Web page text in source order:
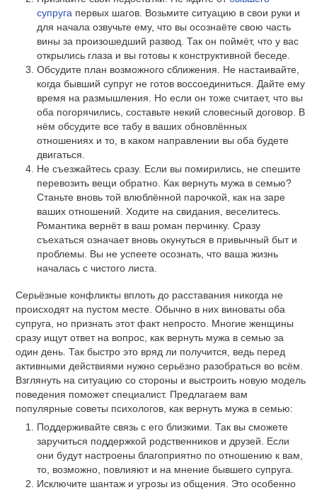
супруга первых шагов. Возьмите ситуацию в свои руки и
для начала озвучьте ему, что вы осознаёте свою часть
вины за произошедший развод. Так он поймёт, что у вас
открылись глаза и вы готовы к конструктивной беседе.
Обсудите план возможного сближения. Не настаивайте,
когда бывший супруг не готов воссоединиться. Дайте ему
время на размышления. Но если он тоже считает, что вы
оба погорячились, составьте некий словесный договор. В
нём обсудите все табу в ваших обновлённых
отношениях и то, в каком направлении вы оба будете
двигаться.
Не съезжайтесь сразу. Если вы помирились, не спешите
перевозить вещи обратно. Как вернуть мужа в семью?
Станьте вновь той влюблённой парочкой, как на заре
ваших отношений. Ходите на свидания, веселитесь.
Романтика вернёт в ваш роман перчинку. Сразу
съехаться означает вновь окунуться в привычный быт и
проблемы. Вы не успеете осознать, что ваша жизнь
началась с чистого листа.
Серьёзные конфликты вплоть до расставания никогда не
происходят на пустом месте. Обычно в них виноваты оба
супруга, но признать этот факт непросто. Многие женщины
сразу ищут ответ на вопрос, как вернуть мужа в семью за
один день. Так быстро это вряд ли получится, ведь перед
активными действиями нужно серьёзно разобраться во всём.
Взглянуть на ситуацию со стороны и выстроить новую модель
поведения поможет специалист. Предлагаем вам
популярные советы психологов, как вернуть мужа в семью:
Поддерживайте связь с его близкими. Так вы сможете
заручиться поддержкой родственников и друзей. Если
они будут настроены благоприятно по отношению к вам,
то, возможно, повлияют и на мнение бывшего супруга.
Исключите шантаж и угрозы из общения. Это особенно